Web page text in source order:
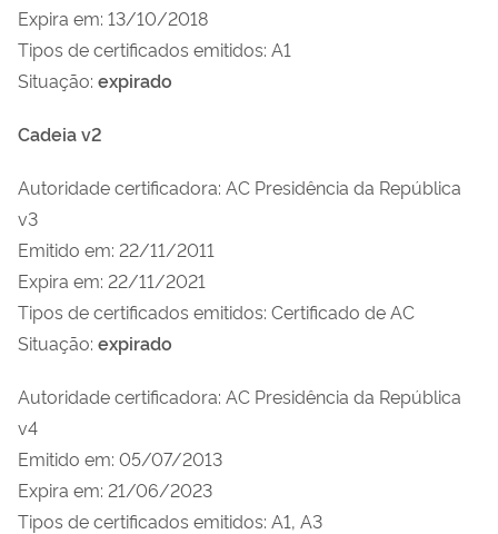
Expira em: 13/10/2018
Tipos de certificados emitidos: A1
Situação: expirado
Cadeia v2
Autoridade certificadora: AC Presidência da República
v3
Emitido em: 22/11/2011
Expira em: 22/11/2021
Tipos de certificados emitidos: Certificado de AC
Situação: expirado
Autoridade certificadora: AC Presidência da República
v4
Emitido em: 05/07/2013
Expira em: 21/06/2023
Tipos de certificados emitidos: A1, A3